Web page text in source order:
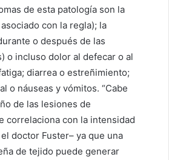
de esta patología son la
con la regla); la
o después de las
o incluso dolor al defecar o al
diarrea o estreñimiento;
o náuseas y vómitos. “Cabe
de las lesiones de
correlaciona con la intensidad
doctor Fuster– ya que una
de tejido puede generar